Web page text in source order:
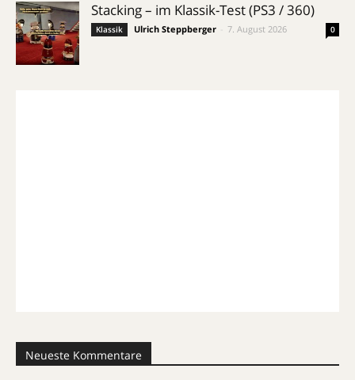
Stacking – im Klassik-Test (PS3 / 360)
Klassik Ulrich Steppberger 7. August 2026 0
Neueste Kommentare